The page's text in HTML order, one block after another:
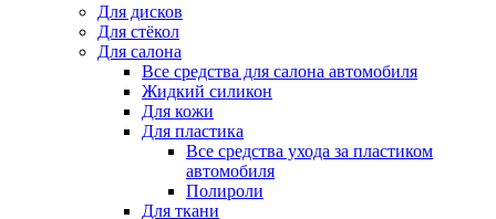
Для дисков
Для стёкол
Для салона
Все средства для салона автомобиля
Жидкий силикон
Для кожи
Для пластика
Все средства ухода за пластиком
автомобиля
Полироли
Для ткани